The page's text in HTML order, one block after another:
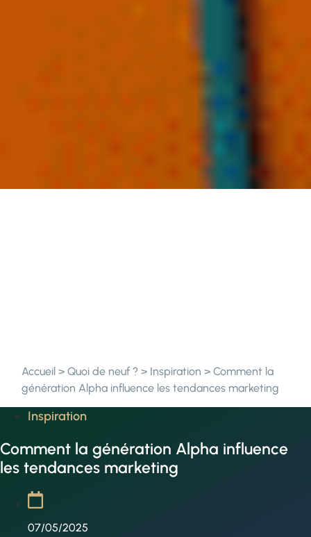
Accueil >Quoi de neuf ? > Inspiration >Comment la
génération Alpha influence les tendances marketing
Inspiration
Comment la génération Alpha influence
les tendances marketing
07/05/2025